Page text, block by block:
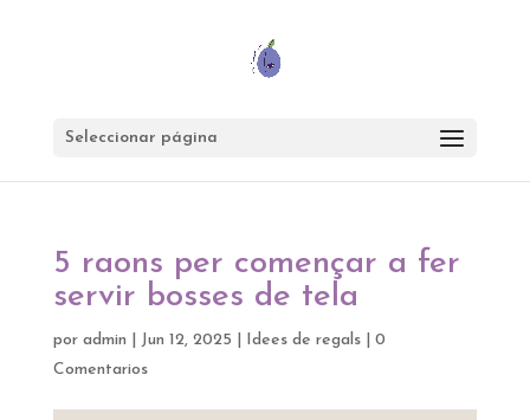
Seleccionar página
5 raons per començar a fer
servir bosses de tela
por admin Jun 12, 2025 Idees de regals| 0
Comentarios